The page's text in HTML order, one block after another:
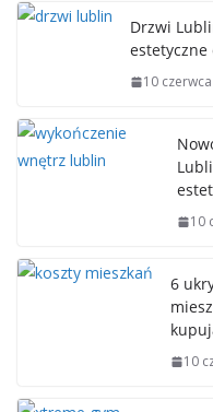
Drzwi
10
10
6
10